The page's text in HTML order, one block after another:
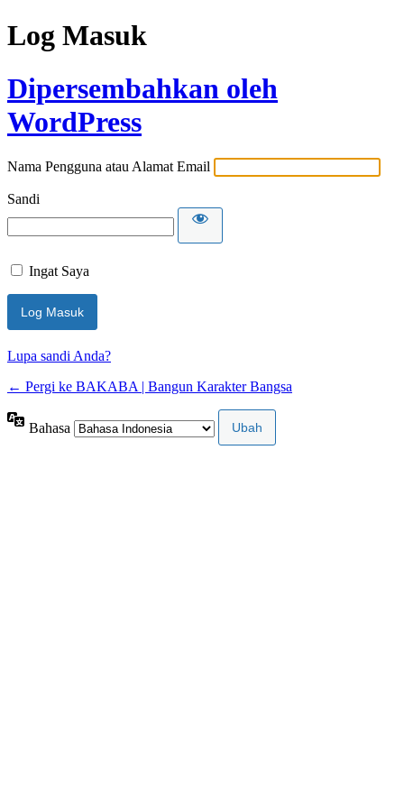
Log Masuk
Dipersembahkan oleh
WordPress
Nama Pengguna atau Alamat Email
Sandi
Ingat Saya
Lupa sandi Anda?
← Pergi ke BAKABA | Bangun Karakter Bangsa
Bahasa